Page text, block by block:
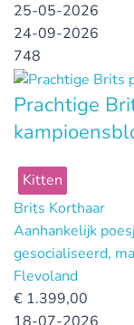
25-05-2026
24-09-2026
748
Prachtige
Kitten
Brits Korthaar
Aanhankelijk
gesocialiseerd,
Flevoland
€ 1.399,00